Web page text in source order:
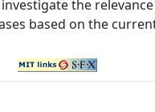
the relevance
based on the